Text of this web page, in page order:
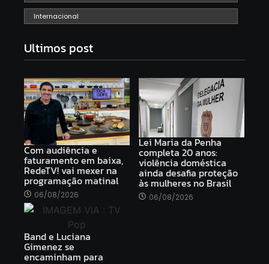
Internacional
Ultimos post
Com audiência e
faturamento em baixa,
RedeTV! vai mexer na
programação matinal
06/08/2026
Lei Maria da Penha
completa 20 anos:
violência doméstica
ainda desafia proteção
às mulheres no Brasil
06/08/2026
Band e Luciana
Gimenez se
encaminham para